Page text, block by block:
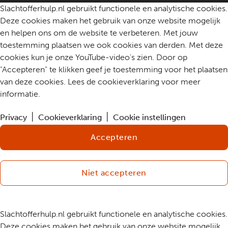
Slachtofferhulp.nl gebruikt functionele en analytische cookies.
Deze cookies maken het gebruik van onze website mogelijk
en helpen ons om de website te verbeteren. Met jouw
toestemming plaatsen we ook cookies van derden. Met deze
cookies kun je onze YouTube-video's zien. Door op
"Accepteren" te klikken geef je toestemming voor het plaatsen
van deze cookies. Lees de cookieverklaring voor meer
informatie.
Privacy Cookieverklaring Cookie instellingen
Accepteren
Niet accepteren
Slachtofferhulp.nl gebruikt functionele en analytische cookies.
Deze cookies maken het gebruik van onze website mogelijk